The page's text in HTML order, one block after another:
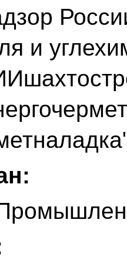
и